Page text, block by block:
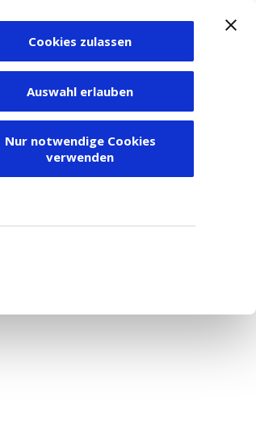
Cookies zulassen
Auswahl erlauben
Nur notwendige Cookies
verwenden
Zum Depot